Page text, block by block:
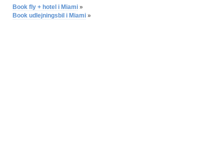
Book fly + hotel i Miami »
Book udlejningsbil i Miami »